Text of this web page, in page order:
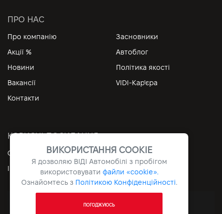
ПРО НАС
Про компанію
Засновники
Акції %
Автоблог
Новини
Політика якості
Вакансії
VIDI-Кар'єра
Контакти
КОРИСНІ ПОСИЛАННЯ
Особистий кабінет
Контакти
Інформація
Всі права захищені © 2026. VIDI
ВИКОРИСТАННЯ COOKIE
Я дозволяю ВІДІ Автомобілі з пробігом
використовувати файли «cookie».
Ознайомтесь з Політикою Конфіденційності.
ПОГОДЖУЮСЬ